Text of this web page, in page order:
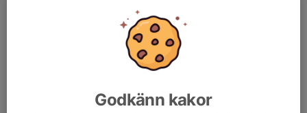
Godkänn kakor